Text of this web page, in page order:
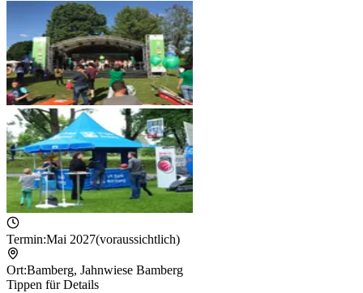
Termin:Mai 2027(voraussichtlich)
Ort:Bamberg, Jahnwiese Bamberg
Tippen für Details